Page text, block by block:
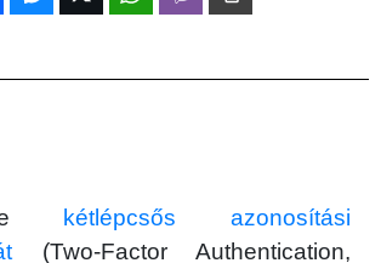
kétlépcsős azonosítási
(Two-Factor Authentication,